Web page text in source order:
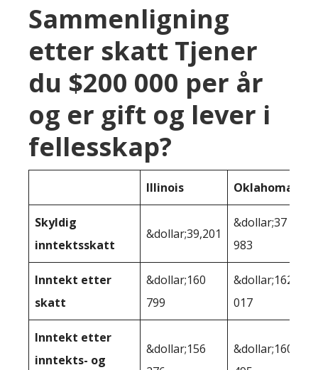
Sammenligning
etter skatt Tjener
du $200 000 per år
og er gift og lever i
fellesskap?
Illinois Oklahoma
Skyldig
inntektsskatt
&dollar;39,201
&dollar;37
983
Inntekt etter
skatt
&dollar;160
799
&dollar;162
017
Inntekt etter
inntekts- og
&dollar;156
&dollar;160